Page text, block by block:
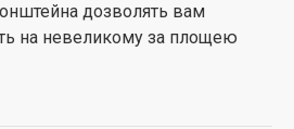
дозволять вам
на невеликому за площею